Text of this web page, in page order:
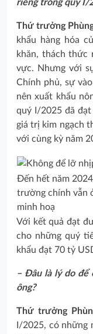
riêng trong quý I/
Thứ trưởng
khẩu hàng hóa
khăn, thách thức
vực. Nhưng với
Chính phủ, sự
nên xuất khẩu
quý I/2025 đã
giá trị kim ngạch
với cùng kỳ năm
Đến hết năm
trường chính vẫn
minh hoạ
Với kết quả đạt
cho những quý
khẩu đạt 70 tỷ
– Đâu là lý do để
ông?
Thứ trưởng
I/2025, có những